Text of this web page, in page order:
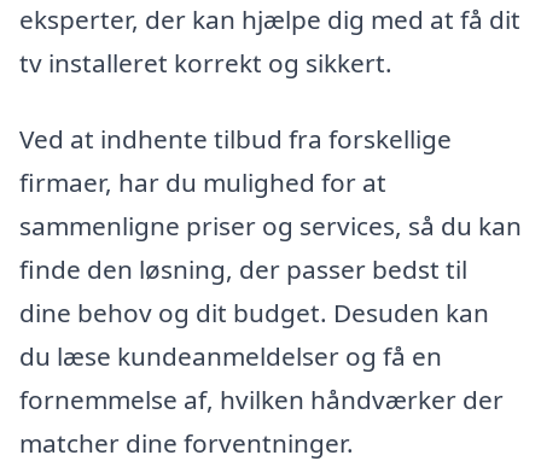
eksperter, der kan hjælpe dig med at få dit
tv installeret korrekt og sikkert.
Ved at indhente tilbud fra forskellige
firmaer, har du mulighed for at
sammenligne priser og services, så du kan
finde den løsning, der passer bedst til
dine behov og dit budget. Desuden kan
du læse kundeanmeldelser og få en
fornemmelse af, hvilken håndværker der
matcher dine forventninger.